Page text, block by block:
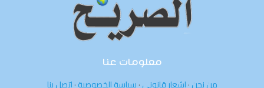
معلومات عنا
من نحن·إشعار قانوني·سياسة الخصوصية·اتصل بنا